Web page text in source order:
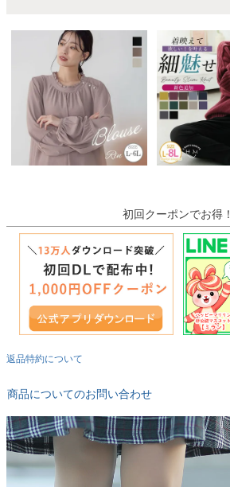
初回クーポンでお得！
返品特約について
商品についてのお問い合わせ